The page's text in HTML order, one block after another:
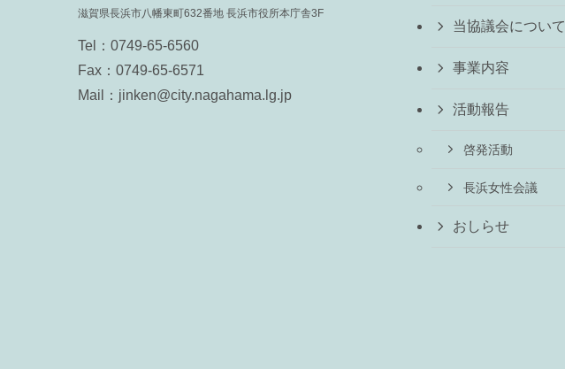
滋賀県⻑浜市⼋幡東町632番地 ⻑浜市役所本庁舎3F
Tel： 0749-65-6560
Fax：0749-65-6571
Mail：jinken@city.nagahama.lg.jp
当協議会について
事業内容
活動報告
啓発活動
長浜女性会議
おしらせ